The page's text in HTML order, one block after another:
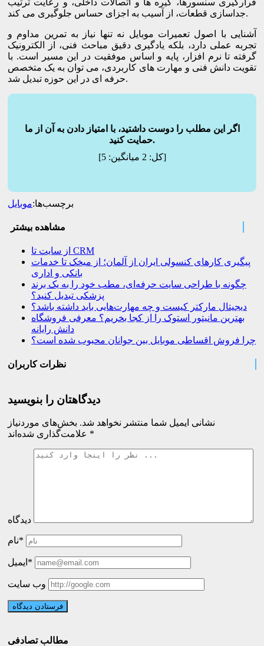
جداسازی قطعات، از آسیب به اجزای حساس جلوگیری می کند.
آشنایی با اصول تعمیرات موبایل نه تنها نیاز به تمرین مداوم و
تجربه عملی دارد، بلکه یادگیری دقیق مباحث فنی، از الکترونیک
گرفته تا نرم افزار، پایه و اساس موفقیت در این مسیر است. با
تقویت دانش فنی و مهارت های کاربردی، می توان به یک متخصص
حرفه ای در این حوزه تبدیل شد.
اگر این مطلب را دوست داشتید، با امتیاز دادن به آن از ما
حمایت کنید.
[کل: 2 میانگین:5 ]
برچسب‌ها:موبایل
مشاهده بیشتر
از سایت تا CRM
پیگیری کارهای کنسولی ایران از آلمان؛ از میخک تا خدمات
بانکی و اداری
چگونه با طراحی سایت حرفه‌ای، مطب خود را به یک برند
پزشکی تبدیل کنید؟
دیجیتال مارکتر کیست و چه مهارت‌هایی باید داشته باشد؟
بهترین مانیتور استوک را از کجا بخریم؟ معرفی فروشگاه
دانش رایانه
چرا فروش اقساطی موبایل بین جوانان محبوب شده است؟
نظرات کاربران
دیدگاهتان را بنویسید
نشانی ایمیل شما منتشر نخواهد شد. بخش‌های موردنیاز
*
دیدگاه
نام*
ایمیل*
وب سایت
مطالب تصادفی